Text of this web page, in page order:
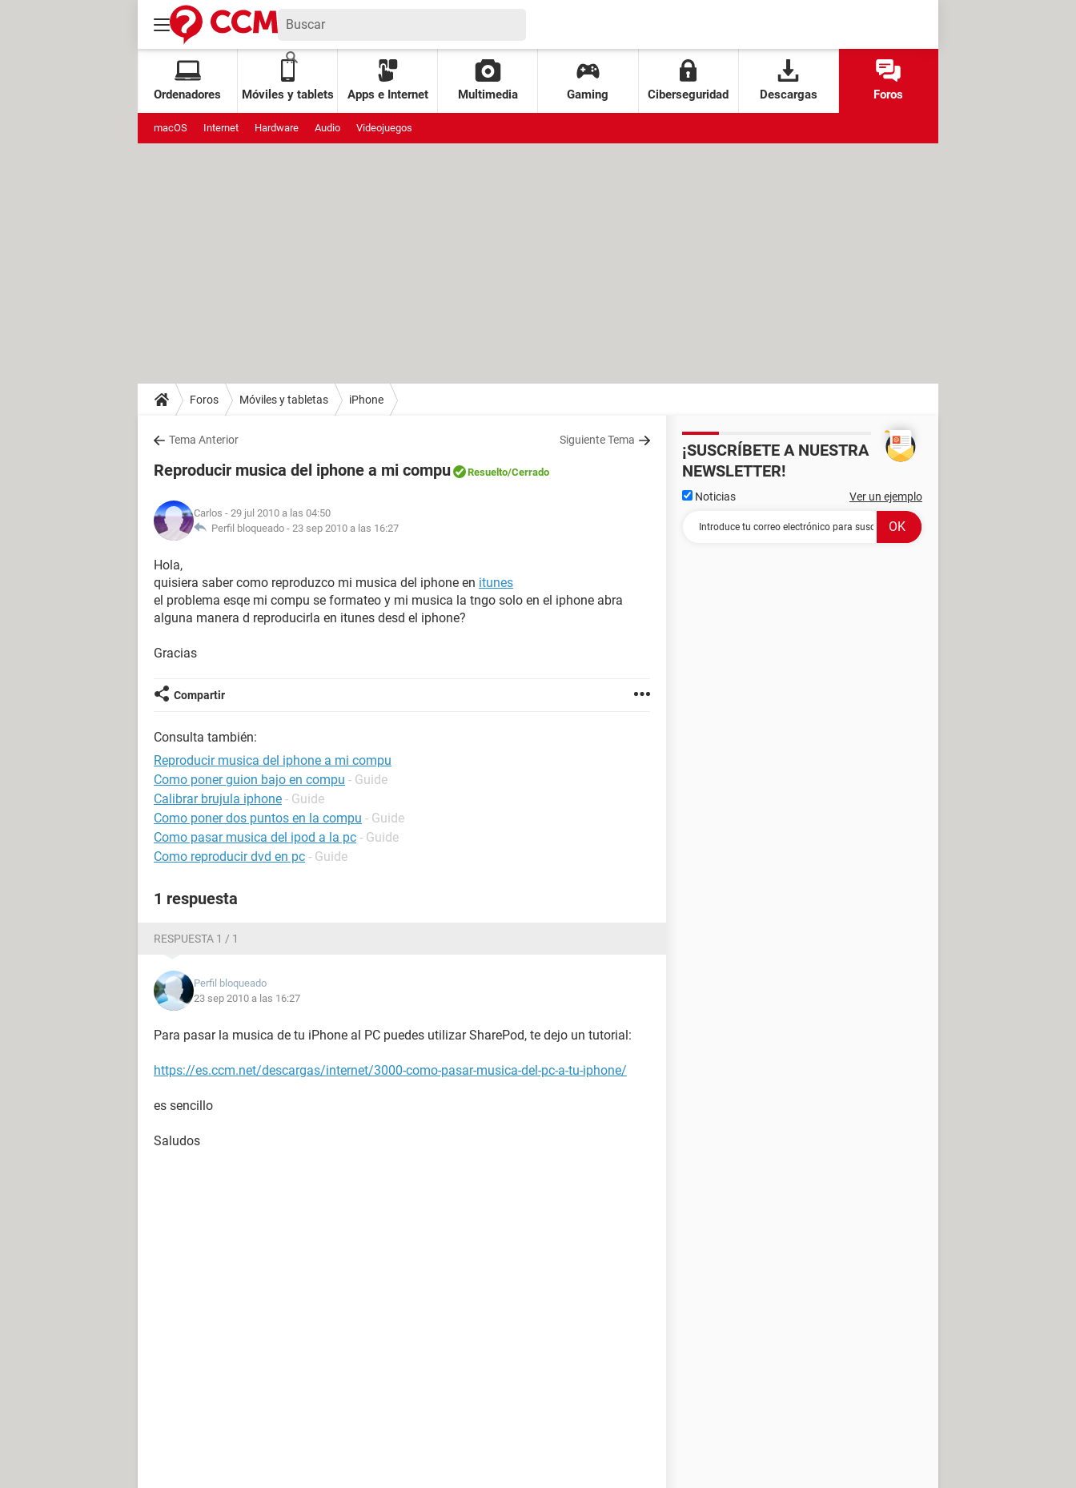
Ordenadores Móviles y tablets Apps e Internet Multimedia Gaming Ciberseguridad Descargas Foros
macOS Internet Hardware Audio Videojuegos
Foros Móviles y tabletas iPhone
Tema Anterior Siguiente Tema
Reproducir musica del iphone a mi compu Resuelto/Cerrado
Carlos - 29 jul 2010 a las 04:50
Perfil bloqueado - 23 sep 2010 a las 16:27
Hola,
quisiera saber como reproduzco mi musica del iphone en itunes
el problema esqe mi compu se formateo y mi musica la tngo solo en el iphone abra
alguna manera d reproducirla en itunes desd el iphone?
Gracias
Compartir
Consulta también:
Reproducir musica del iphone a mi compu
Como poner guion bajo en compu - Guide
Calibrar brujula iphone - Guide
Como poner dos puntos en la compu - Guide
Como pasar musica del ipod a la pc - Guide
Como reproducir dvd en pc - Guide
1 respuesta
RESPUESTA 1 / 1
Perfil bloqueado
23 sep 2010 a las 16:27
Para pasar la musica de tu iPhone al PC puedes utilizar SharePod, te dejo un tutorial:
https://es.ccm.net/descargas/internet/3000-como-pasar-musica-del-pc-a-tu-iphone/
es sencillo
Saludos
¡SUSCRÍBETE A NUESTRA
NEWSLETTER!
Noticias Ver un ejemplo